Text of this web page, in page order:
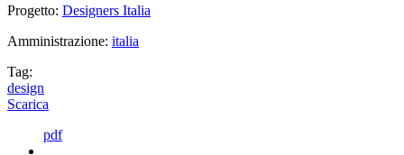
Progetto: Designers Italia
Amministrazione: italia
Tag:
design
Scarica
pdf